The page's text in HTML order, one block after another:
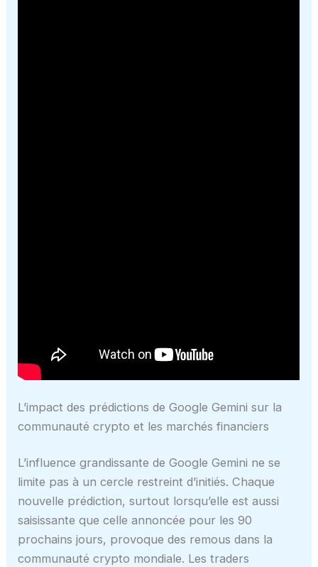
L’impact des prédictions de Google Gemini sur la
communauté crypto et les marchés financiers
L’influence grandissante de Google Gemini ne se
limite pas à un cercle restreint d’initiés. Chaque
nouvelle prédiction, surtout lorsqu’elle est aussi
saisissante que celle annoncée pour les 90
prochains jours, provoque des remous dans la
communauté crypto mondiale. Les traders